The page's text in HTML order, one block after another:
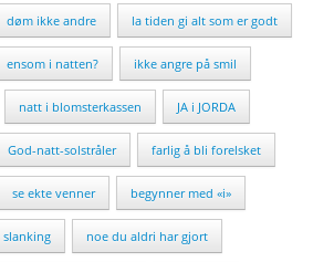
døm ikke andre la tiden gi alt som er godt
ensom i natten? ikke angre på smil
natt i blomsterkassen JA i JORDA
God-natt-solstråler farlig å bli forelsket
se ekte venner begynner med «i»
slanking noe du aldri har gjort